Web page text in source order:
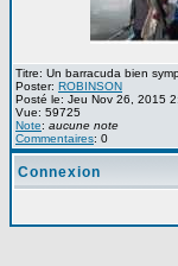
Titre: Un barracuda bien
Poster: ROBINSON
Posté le: Jeu Nov 26, 2015
Vue: 59725
Note: aucune note
Commentaires: 0
Connexion